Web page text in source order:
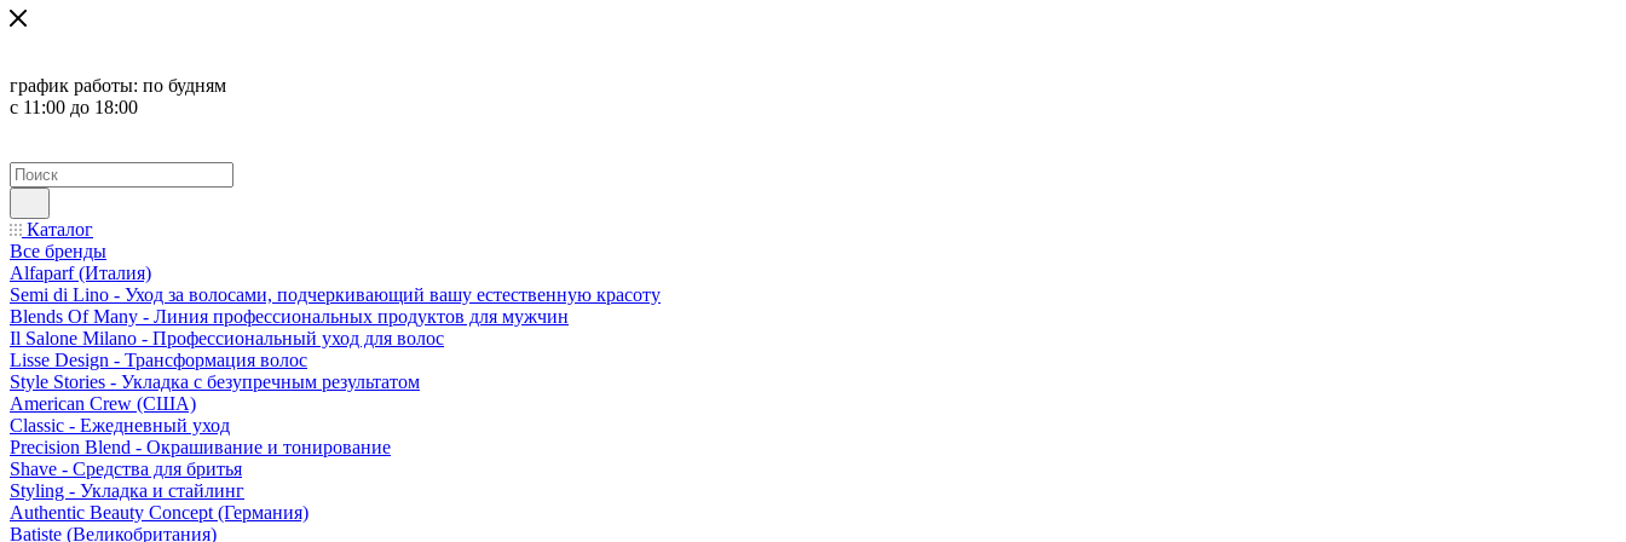
график работы: по будням
с 11:00 до 18:00
Каталог
Все бренды
Alfaparf (Италия)
Semi di Lino - Уход за волосами, подчеркивающий вашу естественную красоту
Blends Of Many - Линия профессиональных продуктов для мужчин
Il Salone Milano - Профессиональный уход для волос
Lisse Design - Трансформация волос
Style Stories - Укладка с безупречным результатом
American Crew (США)
Classic - Ежедневный уход
Precision Blend - Окрашивание и тонирование
Shave - Средства для бритья
Styling - Укладка и стайлинг
Authentic Beauty Concept (Германия)
Batiste (Великобритания)